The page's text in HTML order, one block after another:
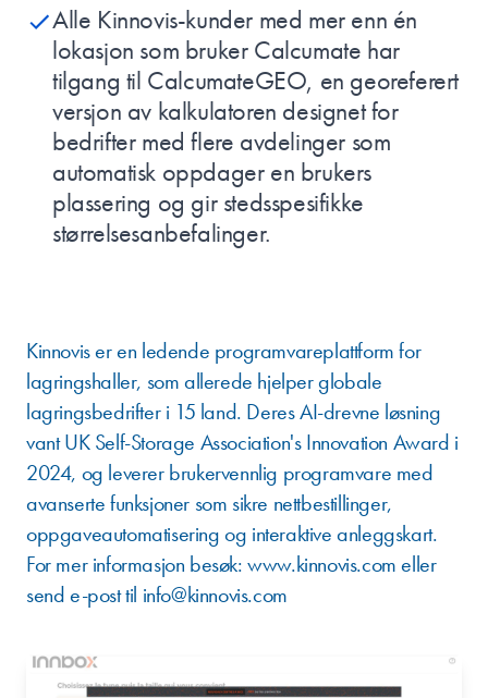
Alle Kinnovis-kunder med mer enn én
lokasjon som bruker Calcumate har
tilgang til CalcumateGEO, en georeferert
versjon av kalkulatoren designet for
bedrifter med flere avdelinger som
automatisk oppdager en brukers
plassering og gir stedsspesifikke
størrelsesanbefalinger.
Kinnovis er en ledende programvareplattform for
lagringshaller, som allerede hjelper globale
lagringsbedrifter i 15 land. Deres AI-drevne løsning
vant UK Self-Storage Association's Innovation Award i
2024, og leverer brukervennlig programvare med
avanserte funksjoner som sikre nettbestillinger,
oppgaveautomatisering og interaktive anleggskart.
For mer informasjon besøk:www.kinnovis.comeller
send e-post til info@kinnovis.com